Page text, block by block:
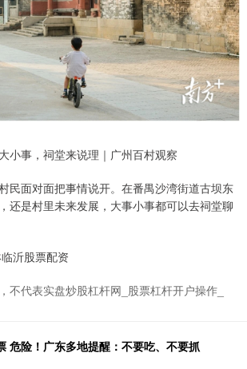
小事，祠堂来说理｜广州百村观察
民面对面把事情说开。在番禺沙湾街道古坝东
还是村里未来发展，大事小事都可以去祠堂聊
沂股票配资
不代表实盘炒股杠杆网_股票杠杆开户操作_
危险！广东多地提醒：不要吃、不要抓